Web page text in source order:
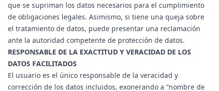
que se supriman los datos necesarios para el cumplimiento
de obligaciones legales. Asimismo, si tiene una queja sobre
el tratamiento de datos, puede presentar una reclamación
ante la autoridad competente de protección de datos.
RESPONSABLE DE LA EXACTITUD Y VERACIDAD DE LOS
DATOS FACILITADOS
El usuario es el único responsable de la veracidad y
corrección de los datos incluidos, exonerando a “nombre de